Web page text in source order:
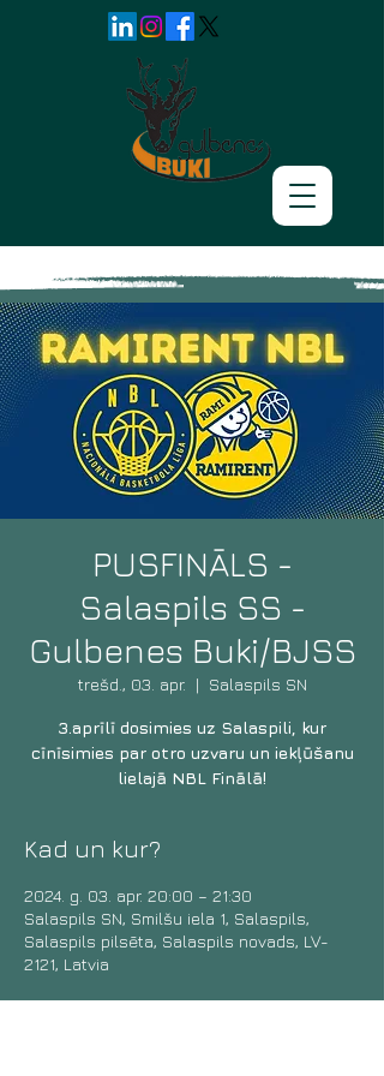
PUSFINĀLS -
Salaspils SS -
Gulbenes Buki/BJSS
trešd., 03. apr.
  |
Salaspils SN
3.aprīlī dosimies uz Salaspili, kur
cīnīsimies par otro uzvaru un iekļūšanu
lielajā NBL Finālā!
Kad un kur?
2024. g. 03. apr. 20:00 – 21:30
Salaspils SN, Smilšu iela 1, Salaspils,
Salaspils pilsēta, Salaspils novads, LV-
2121, Latvia